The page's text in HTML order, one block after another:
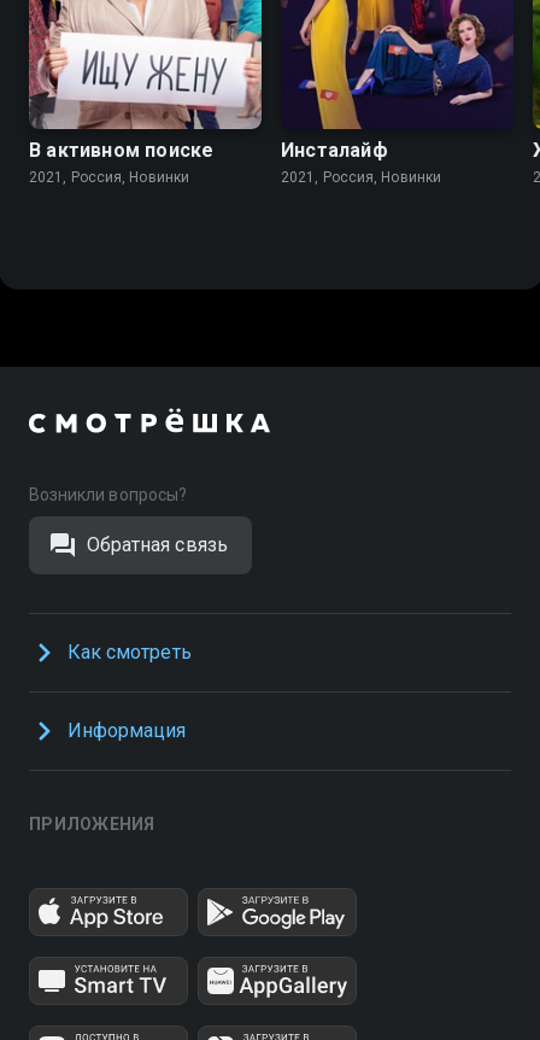
В активном поиске
2021, Россия, Новинки
Инсталайф
2021, Россия, Новинки
Возникли вопросы?
Обратная связь
Как смотреть
Информация
ПРИЛОЖЕНИЯ